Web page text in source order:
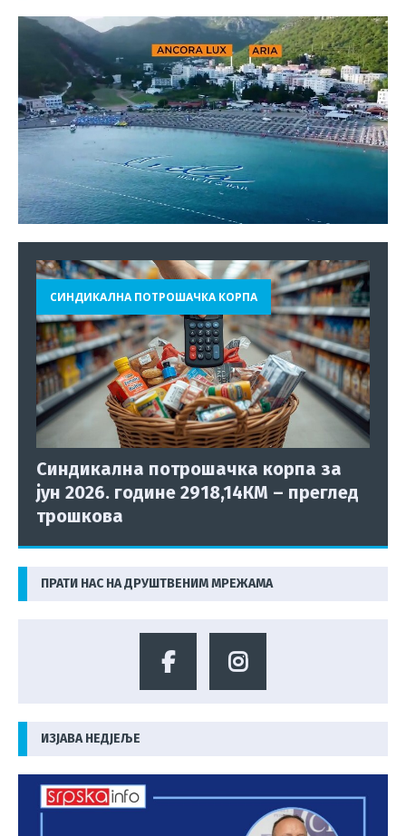
СИНДИКАЛНА ПОТРОШАЧКА КОРПА
Синдикална потрошачка корпа за
јун 2026. године 2918,14КМ – преглед
трошкова
ПРАТИ НАС НА ДРУШТВЕНИМ МРЕЖАМА
ИЗЈАВА НЕДЈЕЉЕ